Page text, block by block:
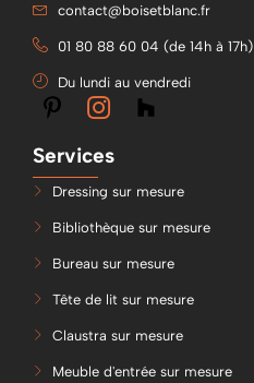
contact@boisetblanc.fr
01 80 88 60 04 (de 14h à 17h)
Du lundi au vendredi
Services
Dressing sur mesure
Bibliothèque sur mesure
Bureau sur mesure
Tête de lit sur mesure
Claustra sur mesure
Meuble d'entrée sur mesure